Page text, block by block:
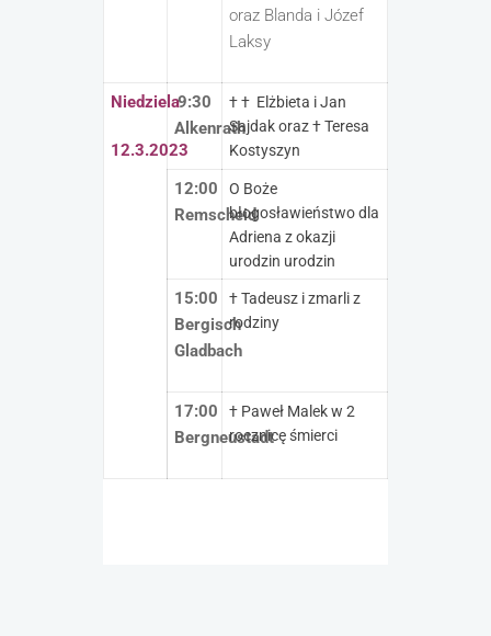
oraz Blanda i Józef
Laksy
Niedziela
12.3.2023
9:30
Alkenrath
† † Elżbieta i Jan
Sajdak oraz † Teresa
Kostyszyn
12:00
Remscheid
O Boże
błogosławieństwo dla
Adriena z okazji
urodzin urodzin
15:00
Bergisch
Gladbach
† Tadeusz i zmarli z
rodziny
17:00
Bergneustadt
† Paweł Malek w 2
rocznicę śmierci